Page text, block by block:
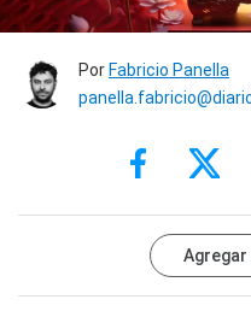
Por Fabricio Panella
Agregar